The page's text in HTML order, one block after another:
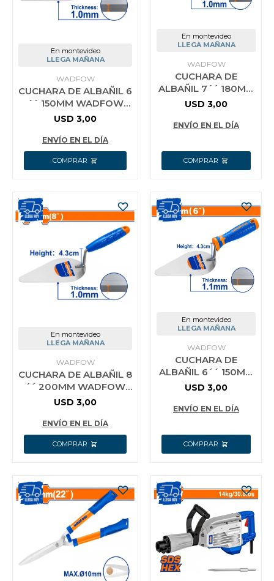
En montevideo
LLEGA MAÑANA
WADFOW
CUCHARA DE ALBAÑIL 6
´´ 150MM WADFOW
WBT9306
USD 3,00
ENVÍO EN EL DÍA
En montevideo
LLEGA MAÑANA
WADFOW
CUCHARA DE
ALBAÑIL 7´´ 180MM
WADFOW WBT9307
USD 3,00
ENVÍO EN EL DÍA
En montevideo
LLEGA MAÑANA
WADFOW
CUCHARA DE ALBAÑIL 8
´´ 200MM WADFOW
WBT9308
USD 3,00
ENVÍO EN EL DÍA
En montevideo
LLEGA MAÑANA
WADFOW
CUCHARA DE
ALBAÑIL 6´´ 150MM
WADFOW WBT8306
USD 3,00
ENVÍO EN EL DÍA